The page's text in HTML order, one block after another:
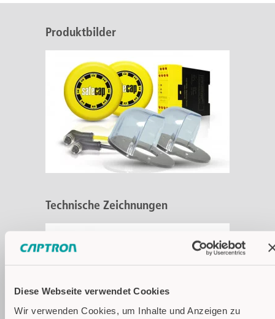
Diese Webseite verwendet Cookies
Wir verwenden Cookies, um Inhalte und Anzeigen zu
Produktbilder
Technische Zeichnungen